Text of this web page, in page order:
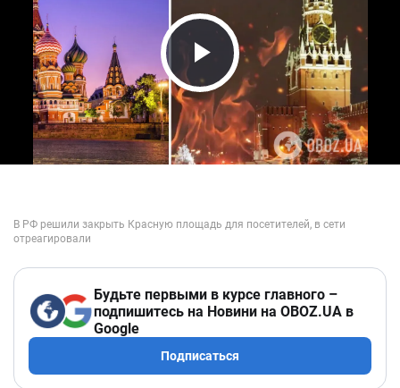
Play Video
Будьте первыми в курсе главного –
подпишитесь на Новини на OBOZ.UA в
Google
Подписаться